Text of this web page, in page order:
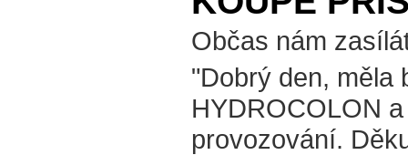
Občas nám
"Dobrý den, měla
HYDROCOLON
provozování.